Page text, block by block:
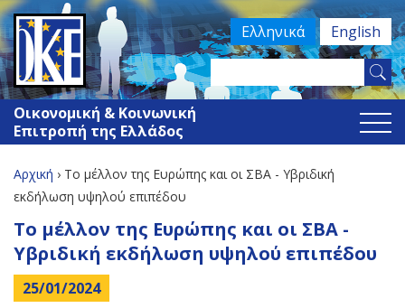
Jump
to
navigation
Οικονομική & Κοινωνική
Επιτροπή της Ελλάδος
Ελληνικά English
Φόρμα
this
Είστε
εδώ
Αρχική › Το μέλλον της Ευρώπης και οι ΣΒΑ - Yβριδική
εκδήλωση υψηλού επιπέδου
Back
to
top
Το μέλλον της Ευρώπης και οι ΣΒΑ -
Yβριδική εκδήλωση υψηλού επιπέδου
25/01/2024